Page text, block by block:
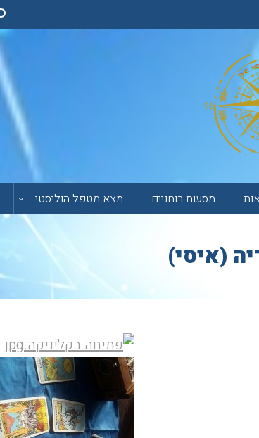
מסעות רוחניים מצא מטפל הוליסטי
(איסי)